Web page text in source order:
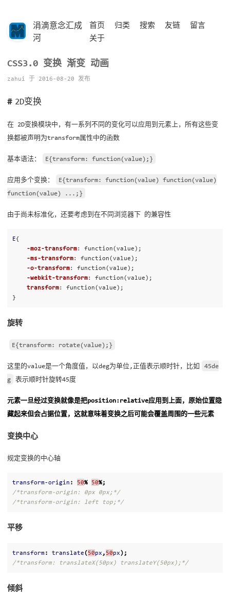
涓滴意念汇成
河
首页 归类 搜索 友链
留言
关于
CSS3.0 变换 渐变 动画
zahui 于 2016-08-20 发布
2D变换
在 2D变换模块中，有一系列不同的变化可以应用到元素上，所有这些变
换都被声明为transform属性中的函数
基本语法： E{transform: function(value);}
应用多个变换：
E{transform: function(value) function(value)
function(value) ...;}
由于尚未标准化，还要考虑到在不同浏览器下 的兼容性
E{
-moz-transform: function(value);
-ms-transform: function(value);
-o-transform: function(value);
-webkit-transform: function(value);
transform: function(value);
}
旋转
E{transform: rotate(value);}
这里的value是一个角度值，以deg为单位,正值表示顺时针，比如
45de
g 表示顺时针旋转45度
元素一旦经过变换就像是把position:relative应用到上面，原始位置隐
藏起来但会占据位置，这就意味着变换之后可能会覆盖周围的一些元素
变换中心
规定变换的中心轴
transform-origin : 50% 50%;
/*transform-origin: 0px 0px;*/
/*transform-origin: left top;*/
平移
transform : translate(50px , 50px);
/*transform: translateX(50px) translateY(50px);*/
倾斜